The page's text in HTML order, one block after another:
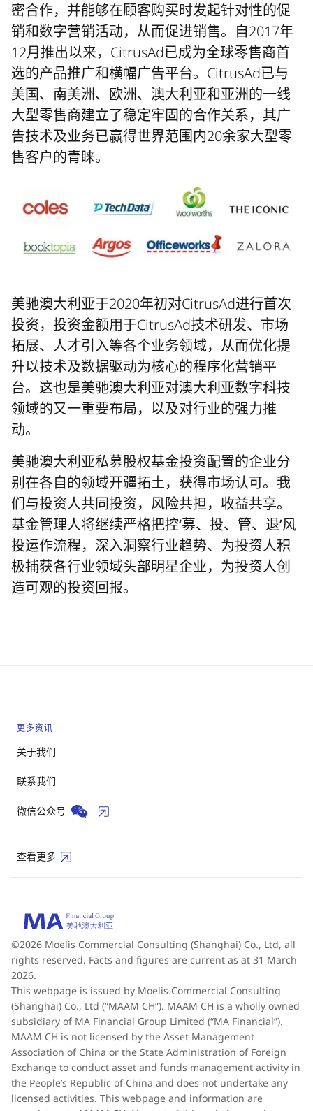
密合作，并能够在顾客购买时发起针对性的促
销和数字营销活动，从而促进销售。自2017年
12月推出以来，CitrusAd已成为全球零售商首
选的产品推广和横幅广告平台。CitrusAd已与
美国、南美洲、欧洲、澳大利亚和亚洲的一线
大型零售商建立了稳定牢固的合作关系，其广
告技术及业务已赢得世界范围内20余家大型零
售客户的青睐。
美驰澳大利亚于2020年初对CitrusAd进行首次
投资，投资金额用于CitrusAd技术研发、市场
拓展、人才引入等各个业务领域，从而优化提
升以技术及数据驱动为核心的程序化营销平
台。这也是美驰澳大利亚对澳大利亚数字科技
领域的又一重要布局，以及对行业的强力推
动。
美驰澳大利亚私募股权基金投资配置的企业分
别在各自的领域开疆拓土，获得市场认可。我
们与投资人共同投资，风险共担，收益共享。
基金管理人将继续严格把控‘募、投、管、退’风
投运作流程，深入洞察行业趋势、为投资人积
极捕获各行业领域头部明星企业，为投资人创
造可观的投资回报。
更多资讯
关于我们
联系我们
微信公众号
查看更多
©2026 Moelis Commercial Consulting (Shanghai) Co., Ltd, all
rights reserved. Facts and figures are current as at 31 March
2026.
This webpage is issued by Moelis Commercial Consulting
(Shanghai) Co., Ltd (“MAAM CH”). MAAM CH is a wholly owned
subsidiary of MA Financial Group Limited (“MA Financial”).
MAAM CH is not licensed by the Asset Management
Association of China or the State Administration of Foreign
Exchange to conduct asset and funds management activity in
the People’s Republic of China and does not undertake any
licensed activities. This webpage and information are